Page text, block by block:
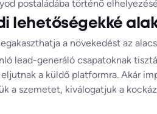
postaládába történő
lehetőségekké
a növekedést az
lead-generáló csapatoknak
a küldő platformra. Akár
a szemetet, kiválogatjuk a